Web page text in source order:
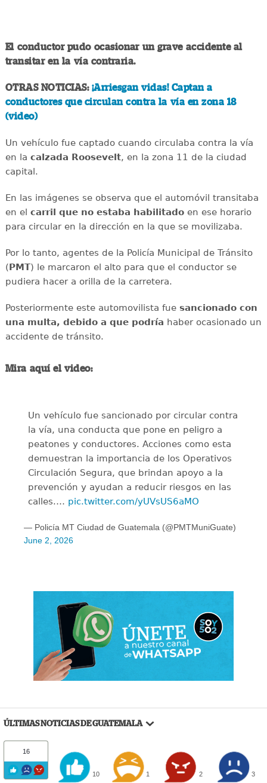
El conductor pudo ocasionar un grave accidente al
transitar en la vía contraria.
OTRAS NOTICIAS: ¡Arriesgan vidas! Captan a
conductores que circulan contra la vía en zona 18
(video)
Un vehículo fue captado cuando circulaba contra la vía
en la calzada Roosevelt, en la zona 11 de la ciudad
capital.
En las imágenes se observa que el automóvil transitaba
en el carril que no estaba habilitadoen ese horario
para circular en la dirección en la que se movilizaba.
Por lo tanto, agentes de la Policía Municipal de Tránsito
(PMT) le marcaron el alto para que el conductor se
pudiera hacer a orilla de la carretera.
Posteriormente este automovilista fue sancionado con
una multa, debido a que podría haber ocasionado un
accidente de tránsito.
Mira aquí el video:
Un vehículo fue sancionado por circular contra
la vía, una conducta que pone en peligro a
peatones y conductores. Acciones como esta
demuestran la importancia de los Operativos
Circulación Segura, que brindan apoyo a la
prevención y ayudan a reducir riesgos en las
calles.… pic.twitter.com/yUVsUS6aMO
— Policía MT Ciudad de Guatemala (@PMTMuniGuate)
June 2, 2026
ÚLTIMAS NOTICIAS DE GUATEMALA
16
10 1 2 3